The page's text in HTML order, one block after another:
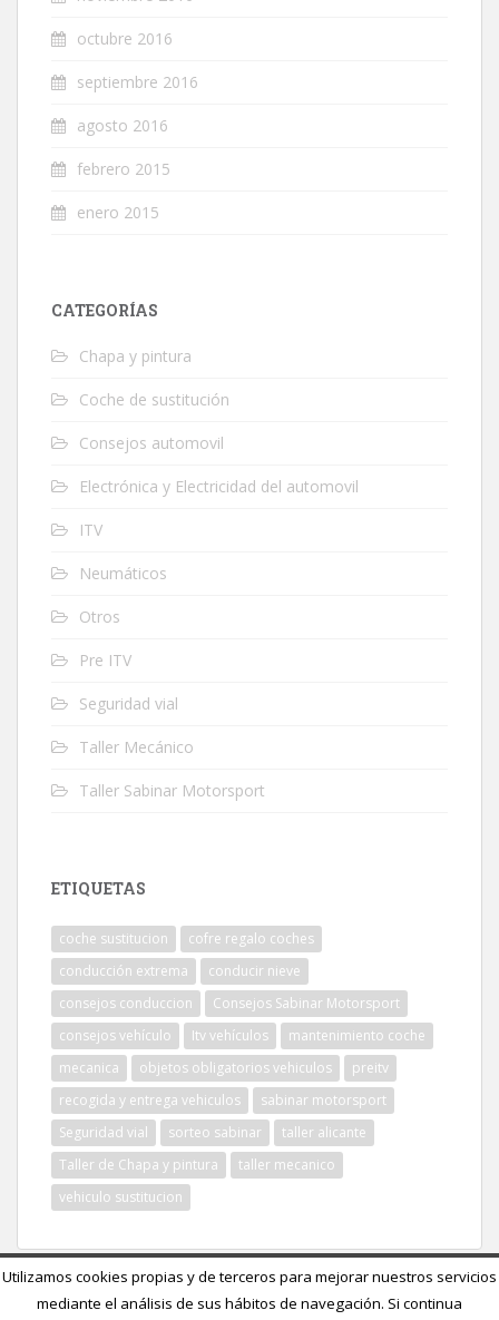
octubre 2016
septiembre 2016
agosto 2016
febrero 2015
enero 2015
CATEGORÍAS
Chapa y pintura
Coche de sustitución
Consejos automovil
Electrónica y Electricidad del automovil
ITV
Neumáticos
Otros
Pre ITV
Seguridad vial
Taller Mecánico
Taller Sabinar Motorsport
ETIQUETAS
coche sustitucion
cofre regalo coches
conducción extrema
conducir nieve
consejos conduccion
Consejos Sabinar Motorsport
consejos vehículo
Itv vehículos
mantenimiento coche
mecanica
objetos obligatorios vehiculos
preitv
recogida y entrega vehiculos
sabinar motorsport
Seguridad vial
sorteo sabinar
taller alicante
Taller de Chapa y pintura
taller mecanico
vehiculo sustitucion
Utilizamos cookies propias y de terceros para mejorar nuestros servicios
mediante el análisis de sus hábitos de navegación. Si continua